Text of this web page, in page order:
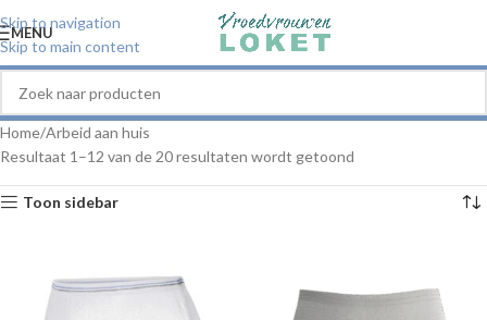
Skip to navigation
Skip to main content
MENU
Home Arbeid aan huis
Resultaat 1–12 van de 20 resultaten wordt getoond
Toon sidebar